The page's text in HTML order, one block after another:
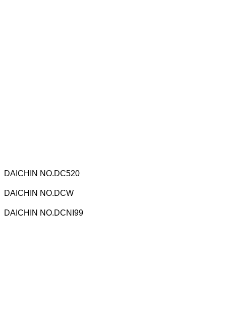
DAICHIN NO.DC520
DAICHIN NO.DCW
DAICHIN NO.DCNI99